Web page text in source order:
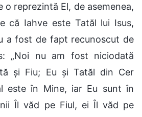
o reprezintă El, de asemenea,
că Iahve este Tatăl lui Isus,
a fost de fapt recunoscut de
„Noi nu am fost niciodată
și Fiu; Eu și Tatăl din Cer
este în Mine, iar Eu sunt în
Îl văd pe Fiul, ei Îl văd pe